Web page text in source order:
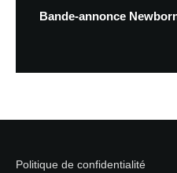
Bande-annonce
Politique de confidentialité